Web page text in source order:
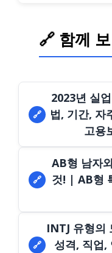
🔗 함께
🔗
2023년 실
법, 기간, 자
고용
🔗
AB형 남자
것! | AB형
🔗
INTJ 유형의
성격, 직업,